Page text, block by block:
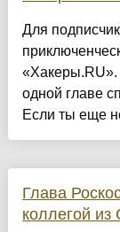
Для
«Хакеры.RU».
одной главе
Если ты еще
Глава
коллегой